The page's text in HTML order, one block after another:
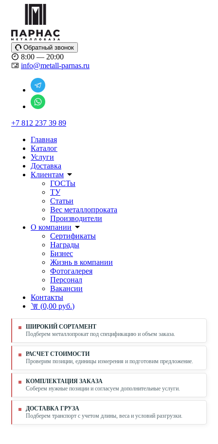
Обратный звонок
8:00 — 20:00
info@metall-parnas.ru
+7 812 237 39 89
Главная
Каталог
Услуги
Доставка
Клиентам
ГОСТы
ТУ
Статьи
Вес металлопроката
Производители
О компании
Сертификаты
Награды
Бизнес
Жизнь в компании
Фотогалерея
Персонал
Вакансии
Контакты
(0,00 руб.)
ШИРОКИЙ СОРТАМЕНТ
Подберем металлопрокат под спецификацию и объем заказа.
РАСЧЕТ СТОИМОСТИ
Проверим позиции, единицы измерения и подготовим предложение.
КОМПЛЕКТАЦИЯ ЗАКАЗА
Соберем нужные позиции и согласуем дополнительные услуги.
ДОСТАВКА ГРУЗА
Подберем транспорт с учетом длины, веса и условий разгрузки.